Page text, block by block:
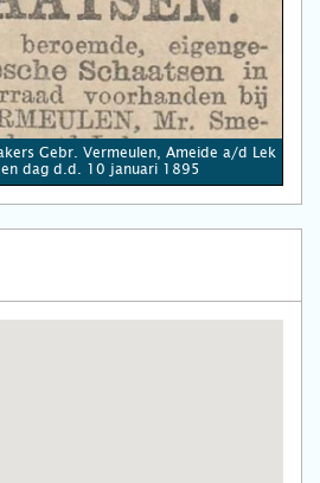
Gebr. Vermeulen, Ameide a/d Lek
dag d.d. 10 januari 1895